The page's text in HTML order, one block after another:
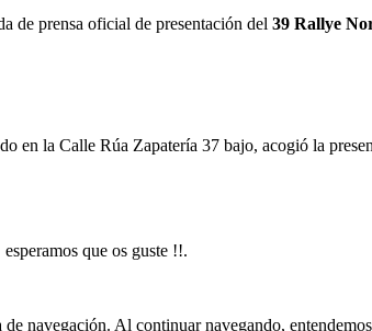
de prensa oficial de presentación del 39 Rallye
en la Calle Rúa Zapatería 37 bajo, acogió la
que os guste !!.
navegación. Al continuar navegando,